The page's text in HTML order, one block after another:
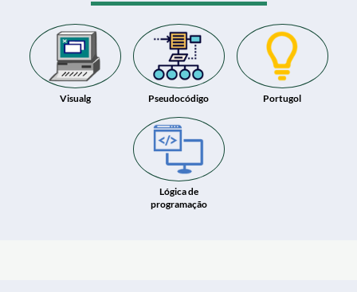
Visualg Pseudocódigo Portugol
Lógica de
programação